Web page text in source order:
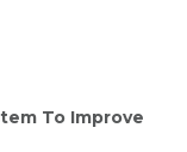
To Improve